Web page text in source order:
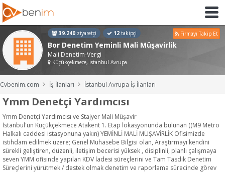
39.240 ziyaretçi 12 takipçi Firmayı Takip Et
Bor Denetim Yeminli Mali Müşavirlik
Mali Denetim-Vergi
Küçükçekmece, İstanbul Avrupa
Cvbenim.com İş İlanları İstanbul Avrupa İş İlanları
Ymm Denetçi Yardımcısı
Ymm Denetçi Yardımcısı ve Stajyer Mali Müşavir
İstanbul'un Küçükçekmece Atakent 1. Etap lokasyonunda bulunan ((M9 Metro
Halkalı caddesi istasyonuna yakın) YEMİNLİ MALİ MÜŞAVİRLİK Ofisimizde
istihdam edilmek üzere; Genel Muhasebe Bilgisi olan, Araştırmayı kendini
sürekli geliştiren, düzenli, iletişim becerisi yüksek , disiplinli, planlı çalışmaya
seven YMM ofisinde yapılan KDV İadesi süreçlerini ve Tam Tasdik Denetim
Süreçlerini yürütmek / destek olmak denetim ve raporlama sürecinde görev